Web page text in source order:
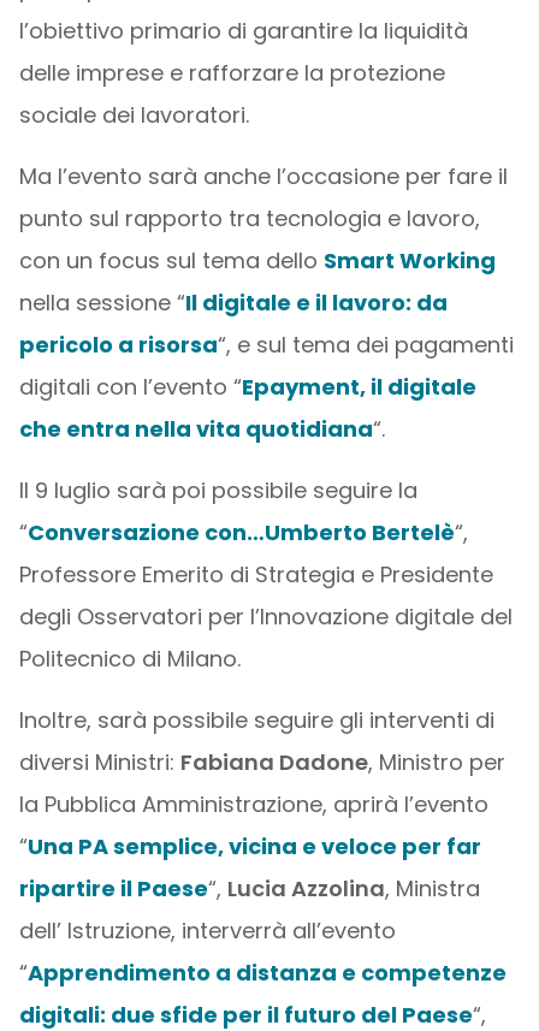
l’obiettivo primario di garantire la liquidità
delle imprese e rafforzare la protezione
sociale dei lavoratori.
Ma l’evento sarà anche l’occasione per fare il
punto sul rapporto tra tecnologia e lavoro,
con un focus sul tema dello Smart Working
nella sessione “Il digitale e il lavoro: da
pericolo a risorsa“, e sul tema dei pagamenti
digitali con l’evento “Epayment, il digitale
che entra nella vita quotidiana“.
Il 9 luglio sarà poi possibile seguire la
“Conversazione con…Umberto Bertelè“,
Professore Emerito di Strategia e Presidente
degli Osservatori per l’Innovazione digitale del
Politecnico di Milano.
Inoltre, sarà possibile seguire gli interventi di
diversi Ministri: Fabiana Dadone, Ministro per
la Pubblica Amministrazione, aprirà l’evento
“Una PA semplice, vicina e veloce per far
ripartire il Paese“, Lucia Azzolina, Ministra
dell’ Istruzione, interverrà all’evento
“Apprendimento a distanza e competenze
digitali: due sfide per il futuro del Paese“,